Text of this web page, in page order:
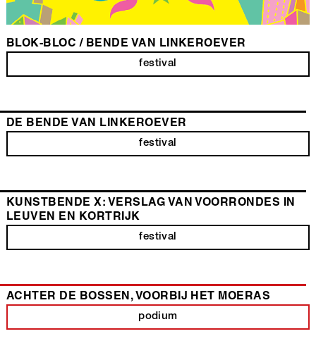
BLOK-BLOC / BENDE VAN LINKEROEVER
festival
DE BENDE VAN LINKEROEVER
festival
KUNSTBENDE X: VERSLAG VAN VOORRONDES IN
LEUVEN EN KORTRIJK
festival
ACHTER DE BOSSEN, VOORBIJ HET MOERAS
podium